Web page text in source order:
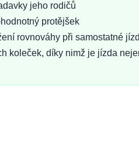
jeho rodičů
protějšek
rovnováhy při samostatné
koleček, díky nimž je jízda